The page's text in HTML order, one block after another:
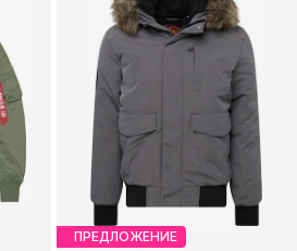
ПРЕДЛОЖЕНИЕ